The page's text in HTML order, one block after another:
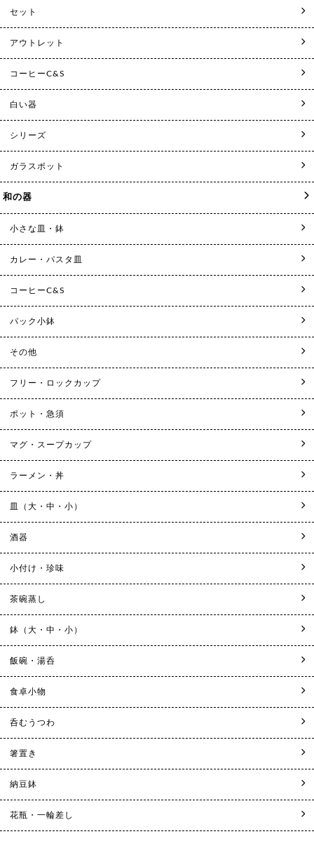
セット
アウトレット
コーヒーC&S
白い器
シリーズ
ガラスポット
和の器
小さな皿・鉢
カレー・パスタ皿
コーヒーC&S
パック小鉢
その他
フリー・ロックカップ
ポット・急須
マグ・スープカップ
ラーメン・丼
皿（大・中・小）
酒器
小付け・珍味
茶碗蒸し
鉢（大・中・小）
飯碗・湯呑
食卓小物
呑むうつわ
箸置き
納豆鉢
花瓶・一輪差し